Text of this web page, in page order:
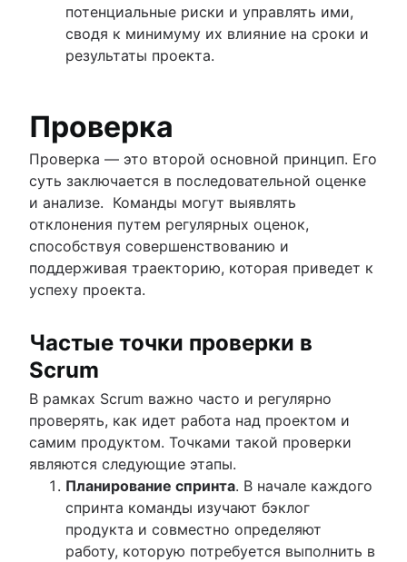
потенциальные риски и управлять ими,
сводя к минимуму их влияние на сроки и
результаты проекта.
Проверка
Проверка — это второй основной принцип. Его
суть заключается в последовательной оценке
и анализе. Команды могут выявлять
отклонения путем регулярных оценок,
способствуя совершенствованию и
поддерживая траекторию, которая приведет к
успеху проекта.
Частые точки проверки в
Scrum
В рамках Scrum важно часто и регулярно
проверять, как идет работа над проектом и
самим продуктом. Точками такой проверки
являются следующие этапы.
Планирование спринта. В начале каждого
спринта команды изучают бэклог
продукта и совместно определяют
работу, которую потребуется выполнить в